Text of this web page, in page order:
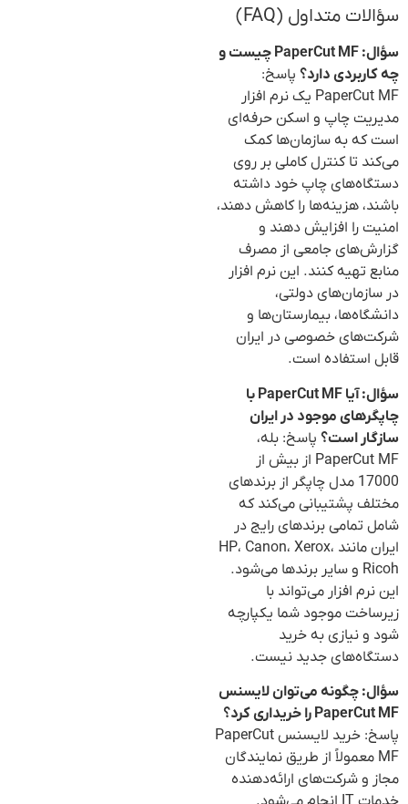
سؤالات متداول (FAQ)
سؤال: PaperCut MF چیست و
چه کاربردی دارد؟ پاسخ:
PaperCut MF یک نرم افزار
مدیریت چاپ و اسکن حرفه‌ای
است که به سازمان‌ها کمک
می‌کند تا کنترل کاملی بر روی
دستگاه‌های چاپ خود داشته
باشند، هزینه‌ها را کاهش دهند،
امنیت را افزایش دهند و
گزارش‌های جامعی از مصرف
منابع تهیه کنند. این نرم افزار
در سازمان‌های دولتی،
دانشگاه‌ها، بیمارستان‌ها و
شرکت‌های خصوصی در ایران
قابل استفاده است.
سؤال: آیا PaperCut MF با
چاپگرهای موجود در ایران
سازگار است؟ پاسخ: بله،
PaperCut MF از بیش از
17000 مدل چاپگر از برندهای
مختلف پشتیبانی می‌کند که
شامل تمامی برندهای رایج در
ایران مانند HP، Canon، Xerox،
Ricoh و سایر برندها می‌شود.
این نرم افزار می‌تواند با
زیرساخت موجود شما یکپارچه
شود و نیازی به خرید
دستگاه‌های جدید نیست.
سؤال: چگونه می‌توان لایسنس
PaperCut MF را خریداری کرد؟
پاسخ: خرید لایسنس PaperCut
MF معمولاً از طریق نمایندگان
مجاز و شرکت‌های ارائه‌دهنده